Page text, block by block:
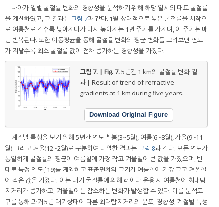
나아가 일별 굴절률 변화의 경향성을 분석하기 위해 해당 일시의 대표 굴절률
을 계산하였고, 그 결과는그림 7과 같다. 1월 상대적으로 높은 굴절률을 시작으
로 여름철로 갈수록 낮아지다가 다시 높아지는 1년 주기를 가지며, 이 주기는 매
년 반복된다. 또한 이동평균을 통해 굴절률 변화의 평균 변화를 그려보면 연도
가 지날수록 최소 굴절률 값이 점차 증가하는 경향성을 가졌다.
그림 7. | Fig. 7.5년간 1 km의 굴절률 변화 결
과 | Result of trend of refractive
gradients at 1 km during five years.
Download Original Figure
계절별 특성을 보기 위해 5년간 연도별 봄(3~5월), 여름(6~8월), 가을(9~11
월) 그리고 겨울(12~2월)로 구분하여 나열한 결과는그림 8과 같다. 모든 연도가
동일하게 굴절률의 평균이 여름철에 가장 작고 겨울철에 큰 값을 가졌으며, 반
대로 특정 연도(`19)를 제외하고 표준편차의 크기가 여름철에 가장 크고 겨울철
에 작은 값을 가졌다. 이는 대기 굴절률에 의해 레이다 운용 시 여름철에 최대탐
지거리가 증가하고, 겨울철에는 감소하는 변화가 발생할 수 있다. 이를 분석도
구를 통해 과거 5년 대기상태에 따른 최대탐지거리의 분포, 경향성, 계절별 특성